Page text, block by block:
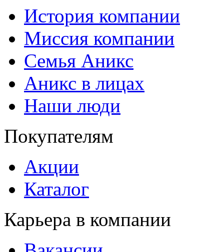
История компании
Миссия компании
Семья Аникс
Аникс в лицах
Наши люди
Покупателям
Акции
Каталог
Карьера в компании